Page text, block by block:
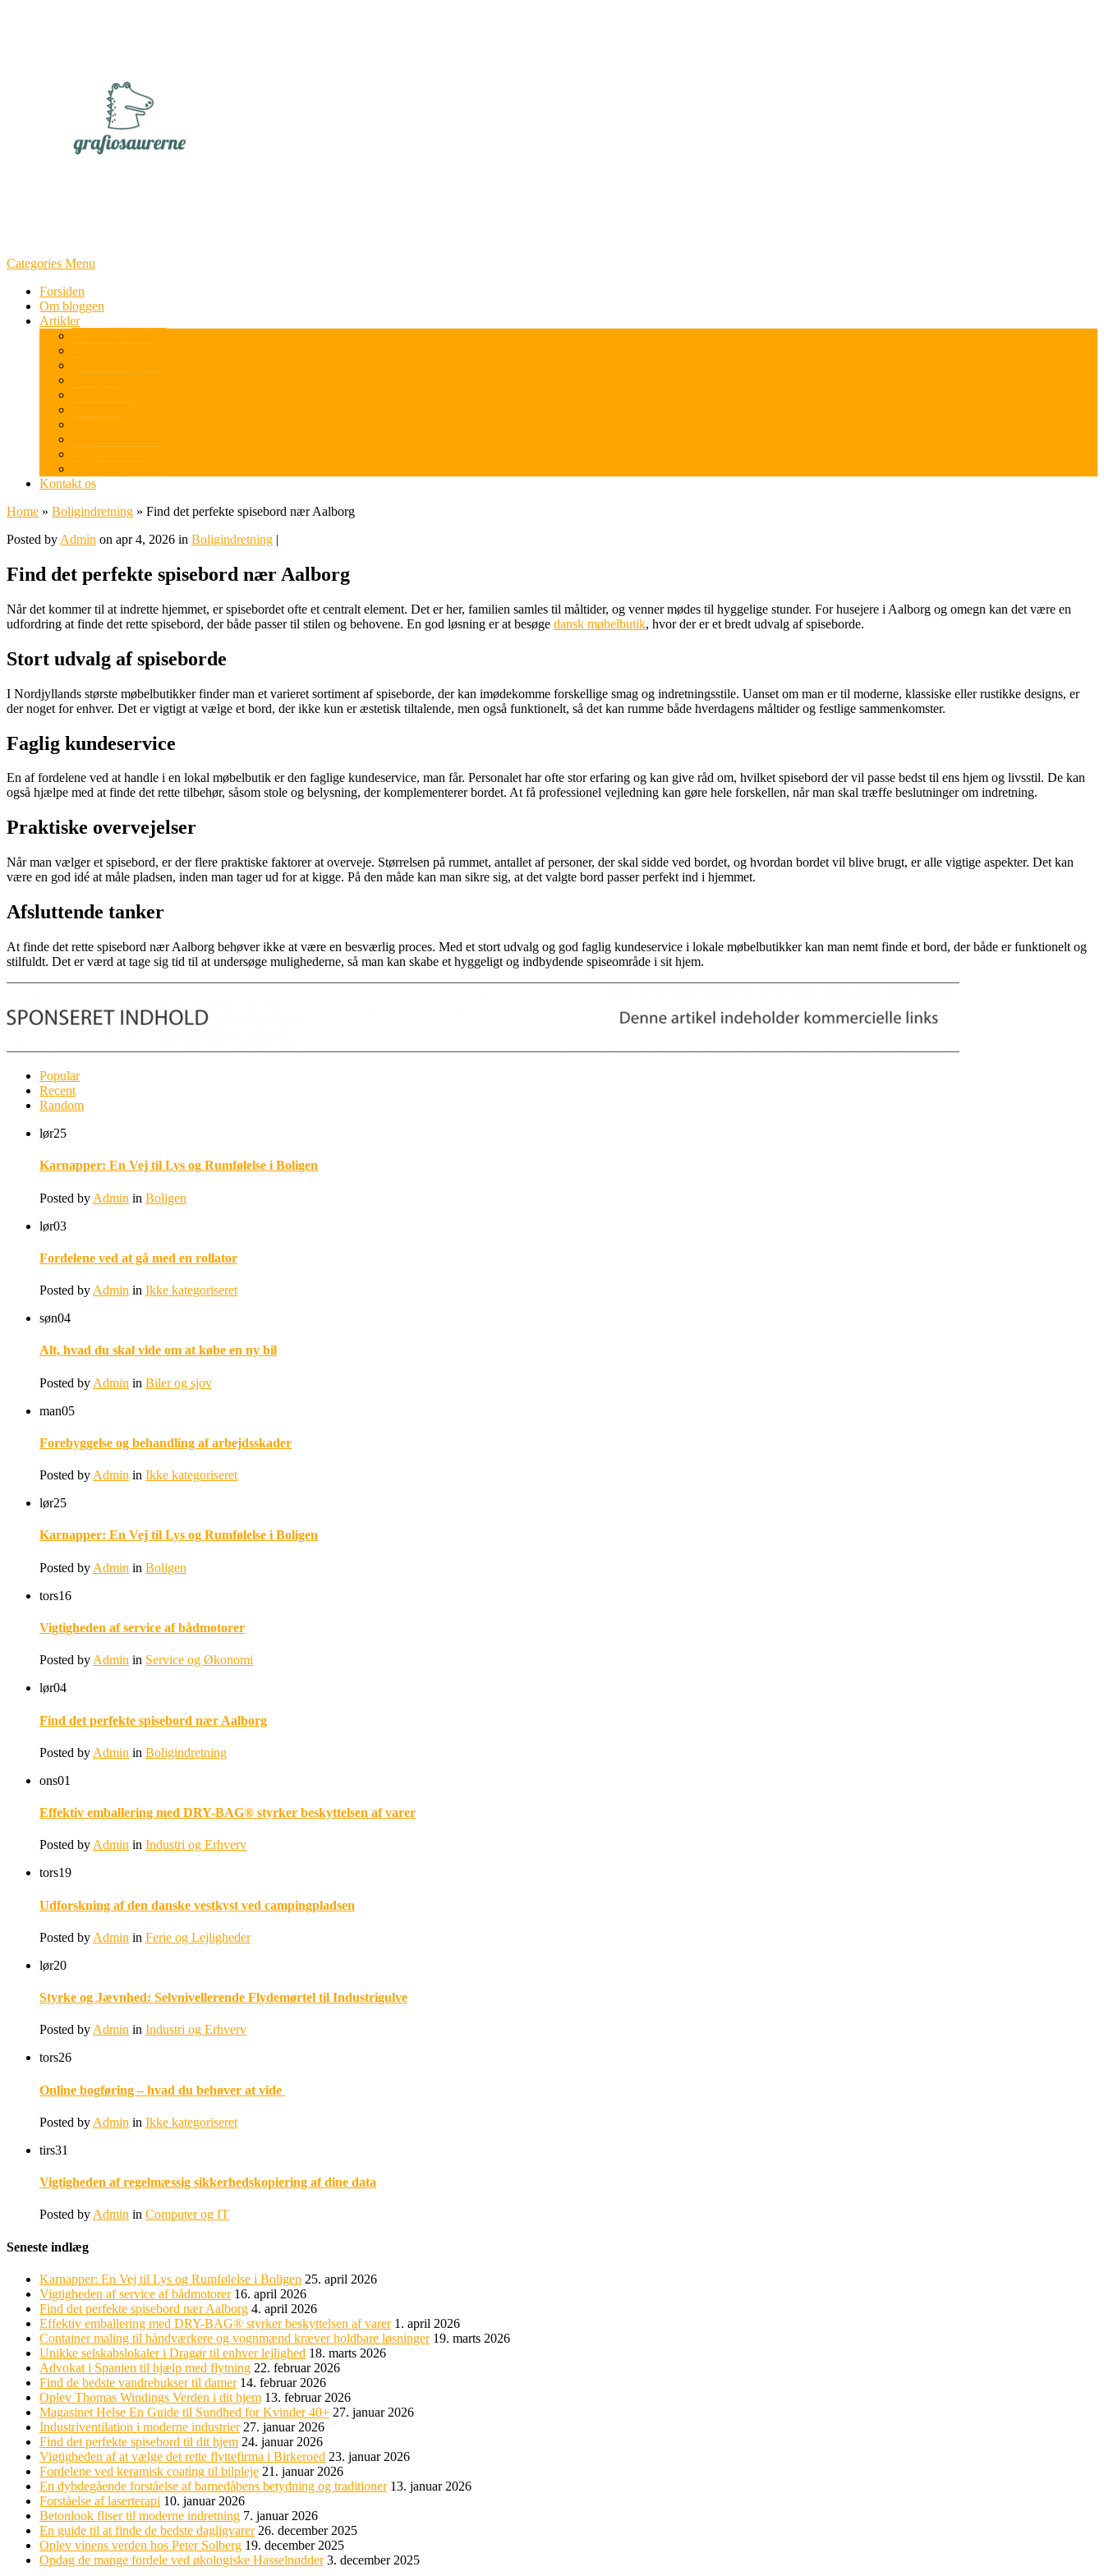
Categories Menu
Forsiden
Om bloggen
Artikler
Kontakt os
Home » Boligindretning » Find det perfekte spisebord nær Aalborg
Posted by Admin on apr 4, 2026 in Boligindretning |
Find det perfekte spisebord nær Aalborg
Når det kommer til at indrette hjemmet, er spisebordet ofte et centralt element. Det er her, familien samles til måltider, og venner mødes til hyggelige stunder. For husejere i Aalborg og omegn kan det være en
udfordring at finde det rette spisebord, der både passer til stilen og behovene. En god løsning er at besøge dansk møbelbutik, hvor der er et bredt udvalg af spiseborde.
Stort udvalg af spiseborde
I Nordjyllands største møbelbutikker finder man et varieret sortiment af spiseborde, der kan imødekomme forskellige smag og indretningsstile. Uanset om man er til moderne, klassiske eller rustikke designs, er
der noget for enhver. Det er vigtigt at vælge et bord, der ikke kun er æstetisk tiltalende, men også funktionelt, så det kan rumme både hverdagens måltider og festlige sammenkomster.
Faglig kundeservice
En af fordelene ved at handle i en lokal møbelbutik er den faglige kundeservice, man får. Personalet har ofte stor erfaring og kan give råd om, hvilket spisebord der vil passe bedst til ens hjem og livsstil. De kan
også hjælpe med at finde det rette tilbehør, såsom stole og belysning, der komplementerer bordet. At få professionel vejledning kan gøre hele forskellen, når man skal træffe beslutninger om indretning.
Praktiske overvejelser
Når man vælger et spisebord, er der flere praktiske faktorer at overveje. Størrelsen på rummet, antallet af personer, der skal sidde ved bordet, og hvordan bordet vil blive brugt, er alle vigtige aspekter. Det kan
være en god idé at måle pladsen, inden man tager ud for at kigge. På den måde kan man sikre sig, at det valgte bord passer perfekt ind i hjemmet.
Afsluttende tanker
At finde det rette spisebord nær Aalborg behøver ikke at være en besværlig proces. Med et stort udvalg og god faglig kundeservice i lokale møbelbutikker kan man nemt finde et bord, der både er funktionelt og
stilfuldt. Det er værd at tage sig tid til at undersøge mulighederne, så man kan skabe et hyggeligt og indbydende spiseområde i sit hjem.
Popular
Recent
Random
lør25
Karnapper: En Vej til Lys og Rumfølelse i Boligen
Posted by Admin in Boligen
lør03
Fordelene ved at gå med en rollator
Posted by Admin in Ikke kategoriseret
søn04
Alt, hvad du skal vide om at købe en ny bil
Posted by Admin in Biler og sjov
man05
Forebyggelse og behandling af arbejdsskader
Posted by Admin in Ikke kategoriseret
lør25
Karnapper: En Vej til Lys og Rumfølelse i Boligen
Posted by Admin in Boligen
tors16
Vigtigheden af service af bådmotorer
Posted by Admin in Service og Økonomi
lør04
Find det perfekte spisebord nær Aalborg
Posted by Admin in Boligindretning
ons01
Effektiv emballering med DRY-BAG® styrker beskyttelsen af varer
Posted by Admin in Industri og Erhverv
tors19
Udforskning af den danske vestkyst ved campingpladsen
Posted by Admin in Ferie og Lejligheder
lør20
Styrke og Jævnhed: Selvnivellerende Flydemørtel til Industrigulve
Posted by Admin in Industri og Erhverv
tors26
Online bogføring – hvad du behøver at vide
Posted by Admin in Ikke kategoriseret
tirs31
Vigtigheden af regelmæssig sikkerhedskopiering af dine data
Posted byAdmin in Computer og IT
Seneste indlæg
Karnapper: En Vej til Lys og Rumfølelse i Boligen 25. april 2026
Vigtigheden af service af bådmotorer 16. april 2026
Find det perfekte spisebord nær Aalborg 4. april 2026
Effektiv emballering med DRY-BAG® styrker beskyttelsen af varer 1. april 2026
Container maling til håndværkere og vognmænd kræver holdbare løsninger 19. marts 2026
Unikke selskabslokaler i Dragør til enhver lejlighed 18. marts 2026
Advokat i Spanien til hjælp med flytning 22. februar 2026
Find de bedste vandrebukser til damer 14. februar 2026
Oplev Thomas Windings Verden i dit hjem 13. februar 2026
Magasinet Helse En Guide til Sundhed for Kvinder 40+ 27. januar 2026
Industriventilation i moderne industrier 27. januar 2026
Find det perfekte spisebord til dit hjem 24. januar 2026
Vigtigheden af at vælge det rette flyttefirma i Birkeroed 23. januar 2026
Fordelene ved keramisk coating til bilpleje 21. januar 2026
En dybdegående forståelse af barnedåbens betydning og traditioner 13. januar 2026
Forståelse af laserterapi 10. januar 2026
Betonlook fliser til moderne indretning 7. januar 2026
En guide til at finde de bedste dagligvarer 26. december 2025
Oplev vinens verden hos Peter Solberg 19. december 2025
Opdag de mange fordele ved økologiske Hasselnødder 3. december 2025